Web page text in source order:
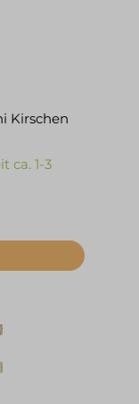
Kirschen
ca. 1-3